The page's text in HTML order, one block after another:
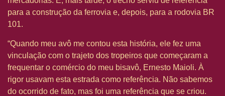
para a construção da ferrovia e, depois, para a rodovia BR
101.
“Quando meu avô me contou esta história, ele fez uma
vinculação com o trajeto dos tropeiros que começaram a
frequentar o comércio do meu bisavô, Ernesto Maioli. À
rigor usavam esta estrada como referência. Não sabemos
do ocorrido de fato, mas foi uma referência que se criou.